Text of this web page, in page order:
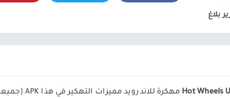
ألعاب موسيقى السفر ومعلومات محلية
المكتبات والعروض
بلاغ
مهكرة للاندرويد مميزات التهكير في هذا APK (جميعها مفتوحة) v2025.1.0. هذه